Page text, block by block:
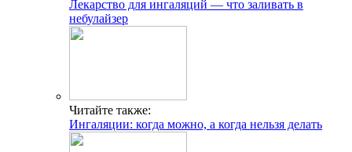
Лекарство для ингаляций — что заливать в
небулайзер
Читайте также:
Ингаляции: когда можно, а когда нельзя делать